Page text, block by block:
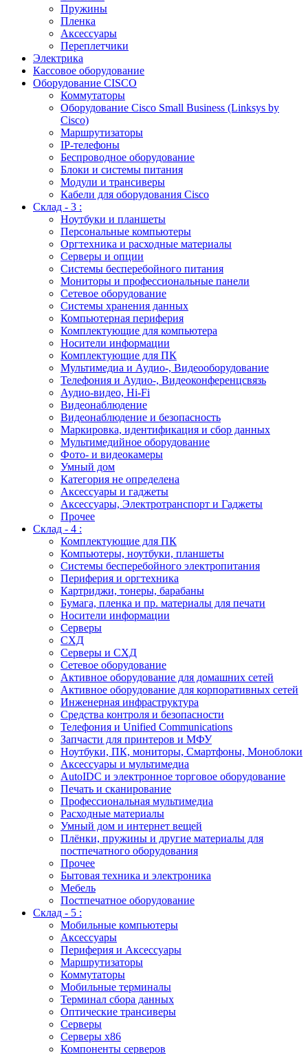
Пружины
Пленка
Аксессуары
Переплетчики
Электрика
Кассовое оборудование
Оборудование CISCO
Коммутаторы
Оборудование Cisco Small Business (Linksys by
Cisco)
Маршрутизаторы
IP-телефоны
Беспроводное оборудование
Блоки и системы питания
Модули и трансиверы
Кабели для оборудования Cisco
Склад - 3 :
Ноутбуки и планшеты
Персональные компьютеры
Оргтехника и расходные материалы
Серверы и опции
Системы бесперебойного питания
Мониторы и профессиональные панели
Сетевое оборудование
Системы хранения данных
Компьютерная периферия
Комплектующие для компьютера
Носители информации
Комплектующие для ПК
Мультимедиа и Аудио-, Видеооборудование
Телефония и Аудио-, Видеоконференцсвязь
Аудио-видео, Hi-Fi
Видеонаблюдение
Видеонаблюдение и безопасность
Маркировка, идентификация и сбор данных
Мультимедийное оборудование
Фото- и видеокамеры
Умный дом
Категория не определена
Аксессуары и гаджеты
Аксессуары, Электротранспорт и Гаджеты
Прочее
Склад - 4 :
Комплектующие для ПК
Компьютеры, ноутбуки, планшеты
Системы бесперебойного электропитания
Периферия и оргтехника
Картриджи, тонеры, барабаны
Бумага, пленка и пр. материалы для печати
Носители информации
Серверы
СХД
Серверы и СХД
Сетевое оборудование
Активное оборудование для домашних сетей
Активное оборудование для корпоративных сетей
Инженерная инфраструктура
Средства контроля и безопасности
Телефония и Unified Communications
Запчасти для принтеров и МФУ
Ноутбуки, ПК, мониторы, Смартфоны, Моноблоки
Аксессуары и мультимедиа
AutoIDC и электронное торговое оборудование
Печать и сканирование
Профессиональная мультимедиа
Расходные материалы
Умный дом и интернет вещей
Плёнки, пружины и другие материалы для
постпечатного оборудования
Прочее
Бытовая техника и электроника
Мебель
Постпечатное оборудование
Склад - 5 :
Мобильные компьютеры
Аксессуары
Периферия и Аксессуары
Маршрутизаторы
Коммутаторы
Мобильные терминалы
Терминал сбора данных
Оптические трансиверы
Серверы
Серверы x86
Компоненты серверов